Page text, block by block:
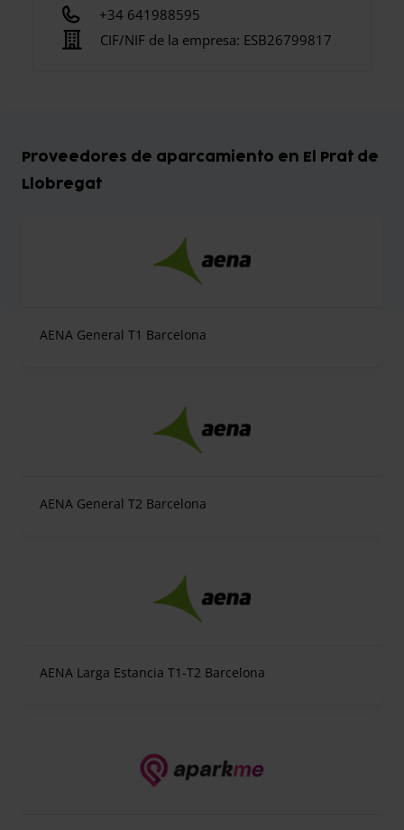
+34 641988595
CIF/NIF de la empresa: ESB26799817
Proveedores de aparcamiento en El Prat de
Llobregat
AENA General T1 Barcelona
AENA General T2 Barcelona
AENA Larga Estancia T1-T2 Barcelona